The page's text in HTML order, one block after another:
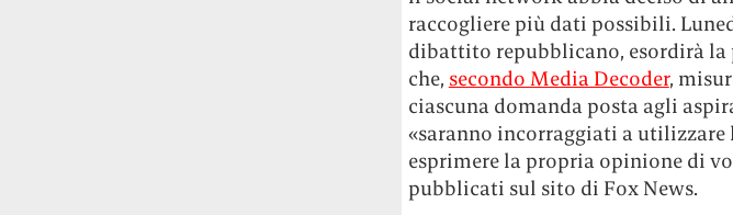
raccogliere più dati possibili.
dibattito repubblicano, esordirà
che, secondo Media Decoder,
ciascuna domanda posta agli
«saranno incorraggiati a utilizzare
esprimere la propria opinione di
pubblicati sul sito di Fox News.